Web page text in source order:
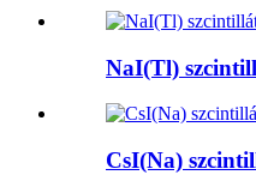
NaI(Tl)
CsI(Na)